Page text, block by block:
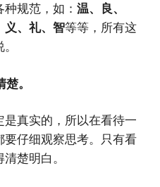
规范，如： 温、良、
义、礼、智等等，所有这
。
真实的，所以在看待一
仔细观察思考。只有看
楚明白。